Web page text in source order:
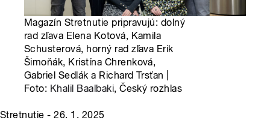
Magazín Stretnutie pripravujú: dolný
rad zľava Elena Kotová, Kamila
Schusterová, horný rad zľava Erik
Šimoňák, Kristína Chrenková,
Gabriel Sedlák a Richard Trsťan |
Foto: Khalil Baalbaki, Český rozhlas
Stretnutie - 26. 1. 2025